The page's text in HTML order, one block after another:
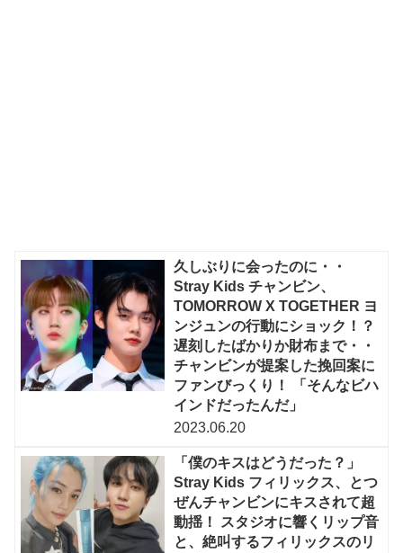
久しぶりに会ったのに・・
Stray Kids チャンビン、
TOMORROW X TOGETHER ヨ
ンジュンの行動にショック！？
遅刻したばかりか財布まで・・
チャンビンが提案した挽回案に
ファンびっくり！ 「そんなビハ
インドだったんだ」
2023.06.20
「僕のキスはどうだった？」
Stray Kids フィリックス、とつ
ぜんチャンビンにキスされて超
動揺！ スタジオに響くリップ音
と、絶叫するフィリックスのリ